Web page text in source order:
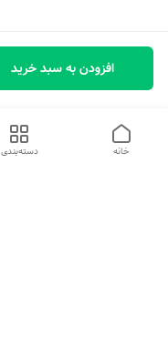
افزودن به سبد خرید
دسته‌بندی خانه